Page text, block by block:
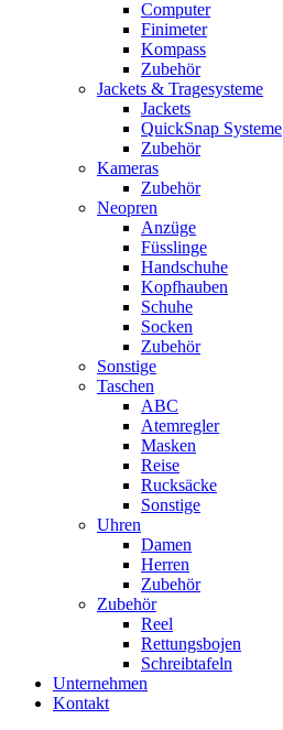
Computer
Finimeter
Kompass
Zubehör
Jackets & Tragesysteme
Jackets
QuickSnap Systeme
Zubehör
Kameras
Zubehör
Neopren
Anzüge
Füsslinge
Handschuhe
Kopfhauben
Schuhe
Socken
Zubehör
Sonstige
Taschen
ABC
Atemregler
Masken
Reise
Rucksäcke
Sonstige
Uhren
Damen
Herren
Zubehör
Zubehör
Reel
Rettungsbojen
Schreibtafeln
Unternehmen
Kontakt